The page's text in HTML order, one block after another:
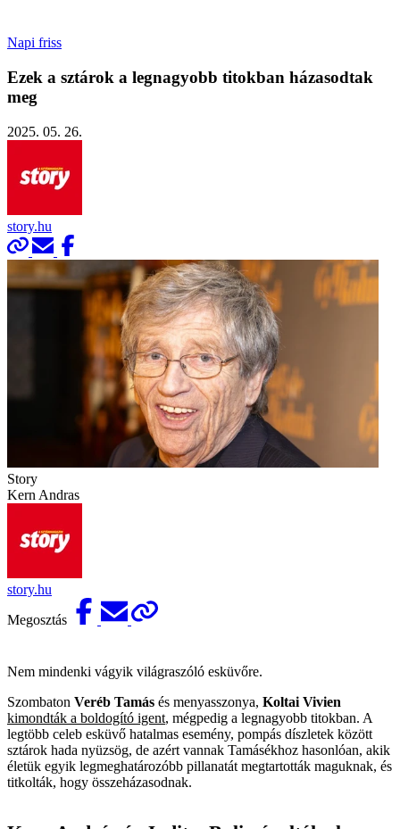
Napi friss
Ezek a sztárok a legnagyobb titokban házasodtak
meg
2025. 05. 26.
story.hu
Story
Kern Andras
story.hu
Megosztás
Nem mindenki vágyik világraszóló esküvőre.
Szombaton Veréb Tamás és menyasszonya, Koltai Vivien
kimondták a boldogító igent, mégpedig a legnagyobb titokban. A
legtöbb celeb esküvő hatalmas esemény, pompás díszletek között
sztárok hada nyüzsög, de azért vannak Tamásékhoz hasonlóan, akik
életük egyik legmeghatározóbb pillanatát megtartották maguknak, és
titkolták, hogy összeházasodnak.